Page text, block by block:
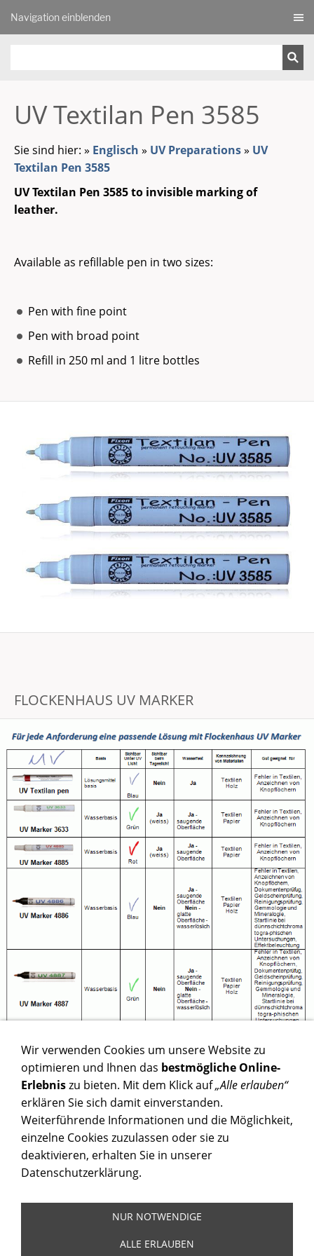
Navigation einblenden
UV Textilan Pen 3585
Sie sind hier: » Englisch » UV Preparations» UV
Textilan Pen 3585
UV Textilan Pen 3585 to invisible marking of
leather.
Available as refillable pen in two sizes:
Pen with fine point
Pen with broad point
Refill in 250 ml and 1 litre bottles
FLOCKENHAUS UV MARKER
ImpressumDatenschutz
©Copyright Inhalt by FLOCKENHAUS GmbH Germany
Wir verwenden Cookies um unsere Website zu
optimieren und Ihnen das bestmögliche Online-
Erlebniszu bieten. Mit dem Klick auf„Alle erlauben“
erklären Sie sich damit einverstanden.
Weiterführende Informationen und die Möglichkeit,
einzelne Cookies zuzulassen oder sie zu
deaktivieren, erhalten Sie in unserer
Datenschutzerklärung.
NUR NOTWENDIGE
ALLE ERLAUBEN